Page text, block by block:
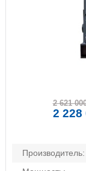
Производитель:
2 621
2 228